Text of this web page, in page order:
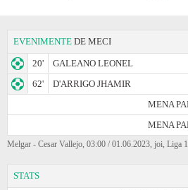
EVENIMENTE DE MECI
20'
GALEANO LEONEL
62'
D'ARRIGO JHAMIR
MENA
MENA
Melgar - Cesar Vallejo, 03:00 / 01.06.2023, joi, Liga
STATS